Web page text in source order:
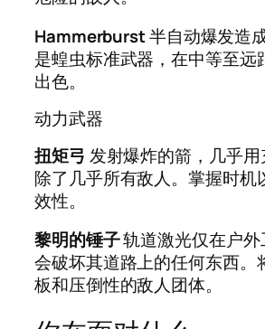
Hammerburst半自动爆发造
是蝗虫标准武器，在中等至远
出色。
动力武器
扭矩弓 发射爆炸的箭，几乎
除了几乎所有敌人。掌握时机
效性。
黎明的锤子轨道激光仅在户
会破坏其道路上的任何东西。
板和压倒性的敌人团体。